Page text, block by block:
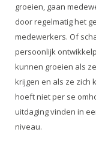
groeien, gaan
door regelmatig het
medewerkers. Of
persoonlijk
kunnen groeien als
krijgen en als ze zich
hoeft niet per se
uitdaging vinden in
niveau.